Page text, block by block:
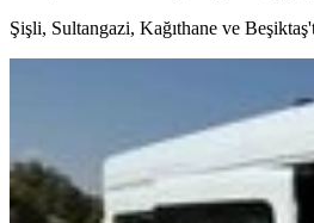
Şişli, Sultangazi, Kağıthane ve